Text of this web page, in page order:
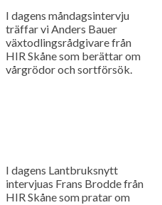
I dagens måndagsintervju
träffar vi Anders Bauer
växtodlingsrådgivare från
HIR Skåne som berättar om
vårgrödor och sortförsök.
I dagens Lantbruksnytt
intervjuas Frans Brodde från
HIR Skåne som pratar om